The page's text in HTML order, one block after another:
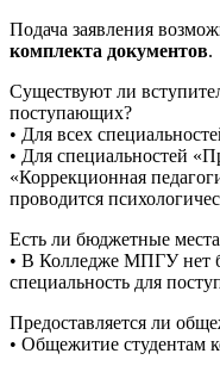
Подача заявления
комплекта документов.
Существуют ли
поступающих?
• Для всех
• Для специальностей
«Коррекционная
проводится
Есть ли бюджетные места
• В Колледже МПГУ нет
специальность для
Предоставляется ли
• Общежитие студентам